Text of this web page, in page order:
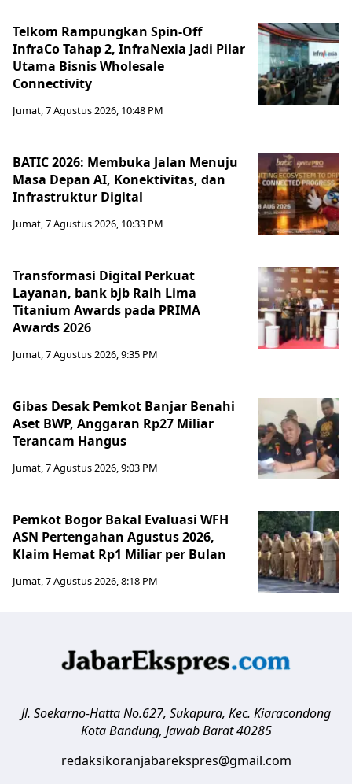
Telkom Rampungkan Spin-Off
InfraCo Tahap 2, InfraNexia Jadi Pilar
Utama Bisnis Wholesale
Connectivity
Jumat, 7 Agustus 2026, 10:48 PM
BATIC 2026: Membuka Jalan Menuju
Masa Depan AI, Konektivitas, dan
Infrastruktur Digital
Jumat, 7 Agustus 2026, 10:33 PM
Transformasi Digital Perkuat
Layanan, bank bjb Raih Lima
Titanium Awards pada PRIMA
Awards 2026
Jumat, 7 Agustus 2026, 9:35 PM
Gibas Desak Pemkot Banjar Benahi
Aset BWP, Anggaran Rp27 Miliar
Terancam Hangus
Jumat, 7 Agustus 2026, 9:03 PM
Pemkot Bogor Bakal Evaluasi WFH
ASN Pertengahan Agustus 2026,
Klaim Hemat Rp1 Miliar per Bulan
Jumat, 7 Agustus 2026, 8:18 PM
Jl. Soekarno-Hatta No.627, Sukapura, Kec. Kiaracondong
Kota Bandung, Jawab Barat 40285
redaksikoranjabarekspres@gmail.com